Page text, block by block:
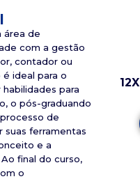
área de
com a gestão
contador ou
ideal para o
para
o pós-graduando
de
ferramentas
e a
final do curso,
o
12X